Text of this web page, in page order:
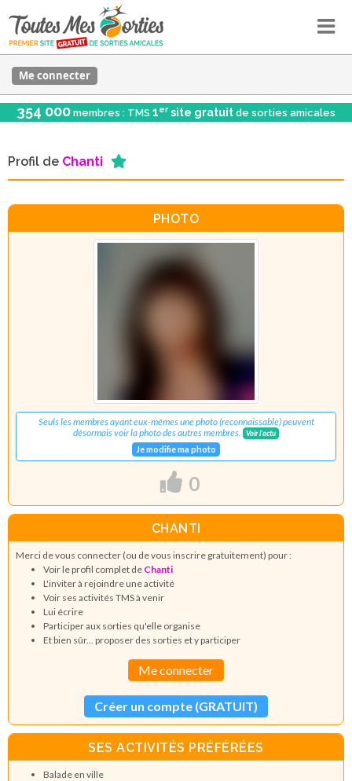
Me connecter
354 000 membres : TMS 1er site gratuit de sorties amicales
Profil de Chanti
PHOTO
Seuls les membres ayant eux-mêmes une photo (reconnaissable) peuvent
désormais voir la photo des autres membres.
Voir l'actu
Je modifie ma photo
0
CHANTI
Merci de vous connecter (ou de vous inscrire gratuitement) pour :
Voir le profil complet de Chanti
L'inviter à rejoindre une activité
Voir ses activités TMS à venir
Lui écrire
Participer aux sorties qu'elle organise
Et bien sûr... proposer des sorties et y participer
Me connecter
Créer un compte (GRATUIT)
SES ACTIVITÉS PRÉFÉRÉES
Balade en ville